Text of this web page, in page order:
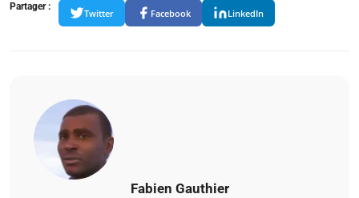
Partager :
Twitter Facebook LinkedIn
Fabien Gauthier